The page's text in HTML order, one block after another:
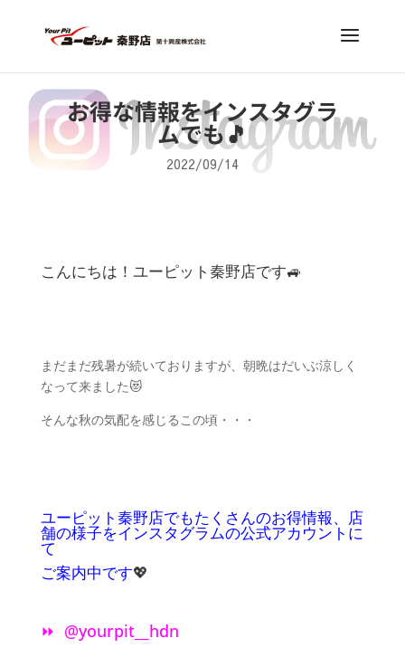
お得な情報をインスタグラ
ムでも🎵
2022/09/14
こんにちは！ユーピット秦野店です🚙
まだまだ残暑が続いておりますが、朝晩はだいぶ涼しく
なって来ました😻
そんな秋の気配を感じるこの頃・・・
ユーピット秦野店でもたくさんのお得情報、店
舗の様子をインスタグラムの公式アカウントに
て
ご案内中です💖
⏩ @yourpit__hdn